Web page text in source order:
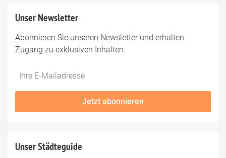
Unser Newsletter
Abonnieren Sie unseren Newsletter und erhalten
Zugang zu exklusiven Inhalten.
Do
fill
*Ihre
Mailadresse:
Jetzt abonnieren
Unser Städteguide